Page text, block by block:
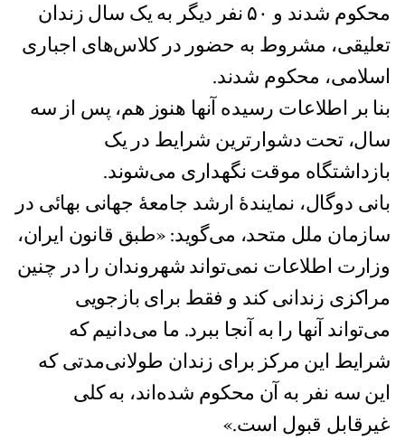
محکوم شدند و ۵٠ نفر دیگر به یک سال زندان
تعليقی، مشروط به حضور در کلاس‌های اجباری
اسلامی، محکوم شدند.
بنا بر اطلاعات رسيده آنها هنوز هم، پس از سه
سال، تحت دشوارترین شرایط در یک
بازداشتگاه موقت نگهداری می‌شوند.
بانی دوگال، نمایندۀ ارشد جامعۀ جهانی بهائی در
سازمان ملل متحد، می‌گوید: «طبق قانون ایران،
وزارت اطلاعات نمی‌تواند شهروندان را در چنین
مراکزی زندانی کند و فقط برای بازجویی
می‌تواند آنها را به آنجا ببرد. ما می‌دانيم که
شرایط اين مرکز برای زندان طولانی‌مدتی که
این سه نفر به آن محکوم شده‌اند، به کلی
غیرقابل قبول است.»